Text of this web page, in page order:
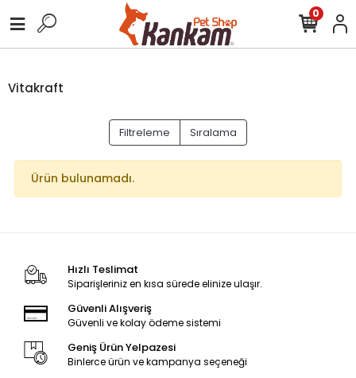
0
Vitakraft
Filtreleme Sıralama
Ürün bulunamadı.
Hızlı Teslimat
Siparişleriniz en kısa sürede elinize ulaşır.
Güvenli Alışveriş
Güvenli ve kolay ödeme sistemi
Geniş Ürün Yelpazesi
Binlerce ürün ve kampanya seçeneği